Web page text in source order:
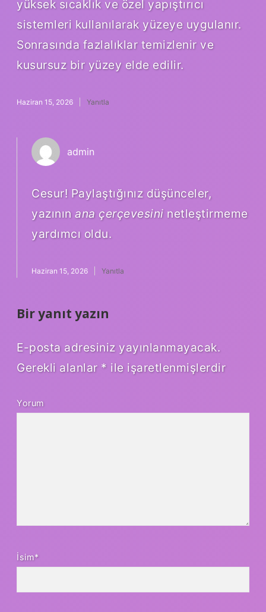
yüksek sıcaklık ve özel yapıştırıcı
sistemleri kullanılarak yüzeye uygulanır.
Sonrasında fazlalıklar temizlenir ve
kusursuz bir yüzey elde edilir.
Haziran 15, 2026 Yanıtla
admin
Cesur! Paylaştığınız düşünceler,
yazının ana çerçevesini netleştirmeme
yardımcı oldu.
Haziran 15, 2026 Yanıtla
Bir yanıt yazın
E-posta adresiniz yayınlanmayacak.
Gerekli alanlar * ile işaretlenmişlerdir
Yorum
İsim*